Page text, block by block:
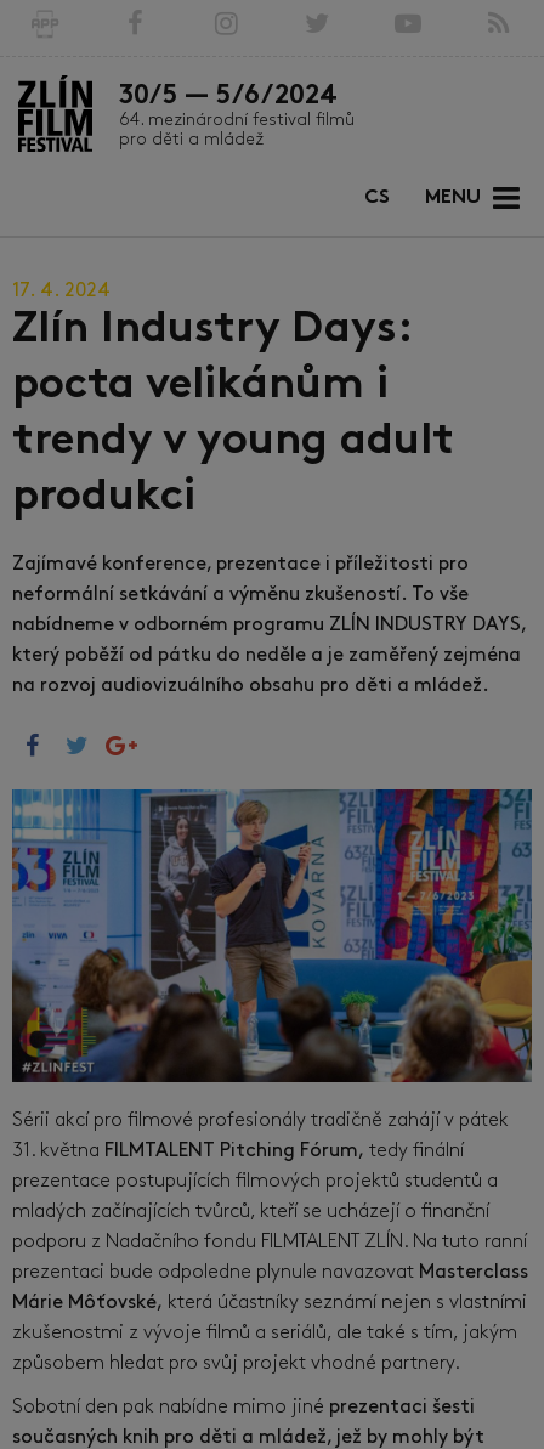
30/5 — 5/6/2024
64. mezinárodní festival filmů
pro děti a mládež
MENU
CS
17. 4. 2024
Zlín Industry Days:
pocta velikánům i
trendy v young adult
produkci
Zajímavé konference, prezentace i příležitosti pro
neformální setkávání a výměnu zkušeností. To vše
nabídneme v odborném programu ZLÍN INDUSTRY DAYS,
který poběží od pátku do neděle a je zaměřený zejména
na rozvoj audiovizuálního obsahu pro děti a mládež.
Sérii akcí pro filmové profesionály tradičně zahájí v pátek
31. května FILMTALENT Pitching Fórum, tedy finální
prezentace postupujících filmových projektů studentů a
mladých začínajících tvůrců, kteří se ucházejí o finanční
podporu z Nadačního fondu FILMTALENT ZLÍN. Na tuto ranní
prezentaci bude odpoledne plynule navazovat Masterclass
Márie Môťovské, která účastníky seznámí nejen s vlastními
zkušenostmi z vývoje filmů a seriálů, ale také s tím, jakým
způsobem hledat pro svůj projekt vhodné partnery.
Sobotní den pak nabídne mimo jiné prezentaci šesti
současných knih pro děti a mládež, jež by mohly být